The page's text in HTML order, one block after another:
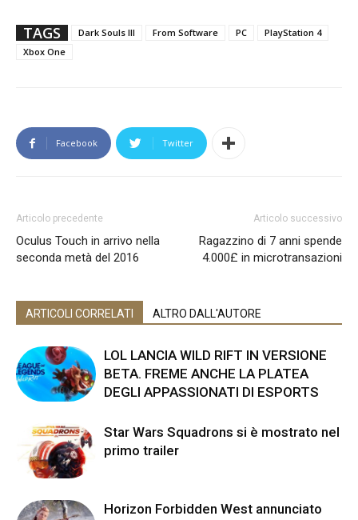
TAGS Dark Souls III From Software PC
PlayStation 4
Xbox One
Facebook Twitter
Articolo precedente
Oculus Touch in arrivo nella
seconda metà del 2016
Articolo successivo
Ragazzino di 7 anni spende
4.000£ in microtransazioni
ARTICOLI CORRELATI ALTRO DALL'AUTORE
LOL LANCIA WILD RIFT IN VERSIONE
BETA. FREME ANCHE LA PLATEA
DEGLI APPASSIONATI DI ESPORTS
Star Wars Squadrons si è mostrato nel
primo trailer
Horizon Forbidden West annunciato